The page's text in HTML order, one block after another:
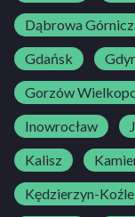
Dąbrowa
Gdańsk
Gorzów
Inowrocław
Kalisz
Kędzierzyn-Koźle